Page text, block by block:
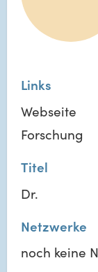
Links
Webseite
Forschung
Titel
Dr.
Netzwerke
noch keine